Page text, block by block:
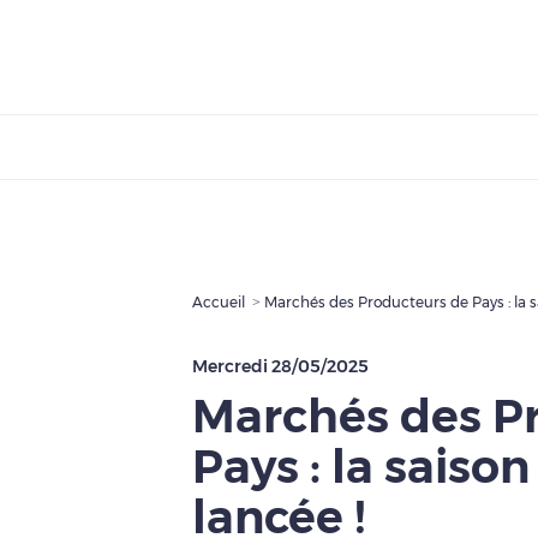
Accueil Marchés des Producteurs de Pays : la
Mercredi 28/05/2025
Marchés des
Pays : la
lancée !